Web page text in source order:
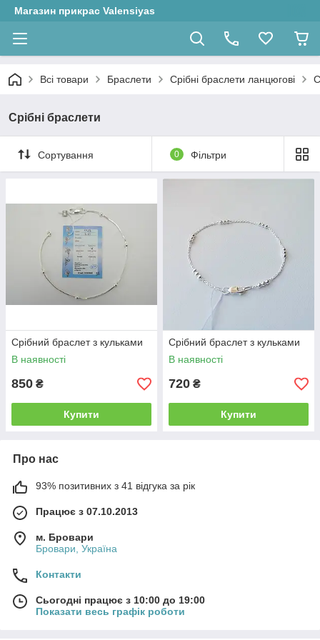
Магазин прикрас Valensiyas
Всі товари Браслети Срібні браслети ланцюгові
Срібні браслети
Сортування 0 Фільтри
Срібний браслет з кульками
В наявності
850 ₴
Купити
Срібний браслет з кульками
В наявності
720 ₴
Купити
Про нас
93% позитивних з 41 відгука за рік
Працює з 07.10.2013
м. Бровари
Бровари, Україна
Контакти
Сьогодні працює з 10:00 до 19:00
Показати весь графік роботи